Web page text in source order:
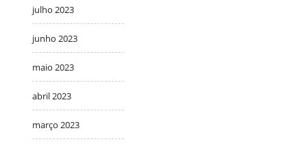
julho 2023
junho 2023
maio 2023
abril 2023
março 2023